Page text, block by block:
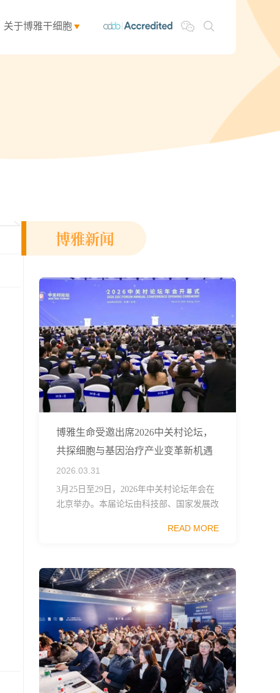
关于博雅干细胞
博雅新闻
博雅生命受邀出席2026中关村论坛，
共探细胞与基因治疗产业变革新机遇
2026.03.31
3月25日至29日，2026年中关村论坛年会在
北京举办。本届论坛由科技部、国家发展改
国科学院、中国工程院、中国科协和北京市
READ MORE